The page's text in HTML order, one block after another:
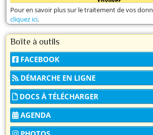
Pour en savoir plus sur le traitement de vos
cliquez ici.
Boîte à outils
FACEBOOK
DÉMARCHE EN LIGNE
DOCS À TÉLÉCHARGER
AGENDA